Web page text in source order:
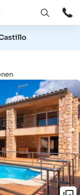
Fenster